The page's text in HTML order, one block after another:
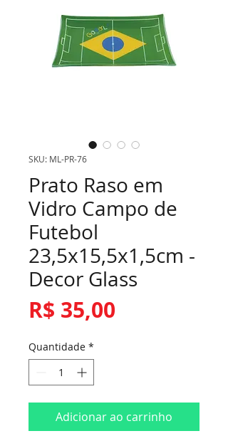
SKU: ML-PR-76
Prato Raso em
Vidro Campo de
Futebol
23,5x15,5x1,5cm -
Decor Glass
R$ 35,00
Quantidade *
Adicionar ao carrinho